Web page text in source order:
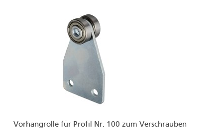
Vorhangrolle für Profil Nr. 100 zum Verschrauben